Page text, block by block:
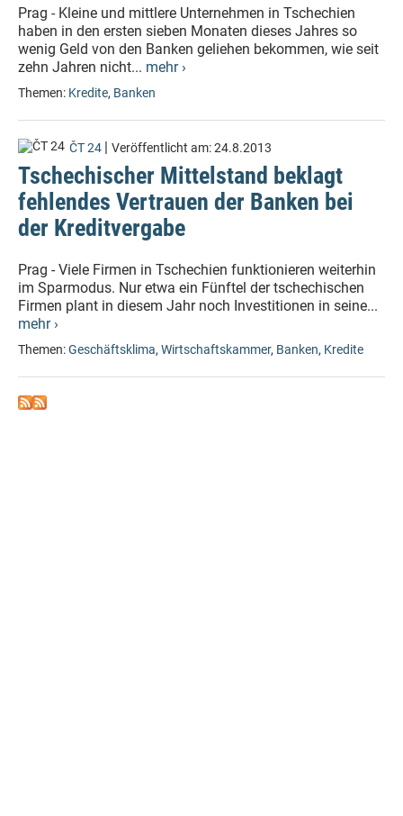
Prag - Kleine und mittlere Unternehmen in Tschechien
haben in den ersten sieben Monaten dieses Jahres so
wenig Geld von den Banken geliehen bekommen, wie seit
zehn Jahren nicht... mehr ›
Themen: Kredite, Banken
ČT 24 | Veröffentlicht am:24.8.2013
Tschechischer Mittelstand beklagt
fehlendes Vertrauen der Banken bei
der Kreditvergabe
Prag - Viele Firmen in Tschechien funktionieren weiterhin
im Sparmodus. Nur etwa ein Fünftel der tschechischen
Firmen plant in diesem Jahr noch Investitionen in seine...
mehr ›
Themen:Geschäftsklima, Wirtschaftskammer, Banken, Kredite